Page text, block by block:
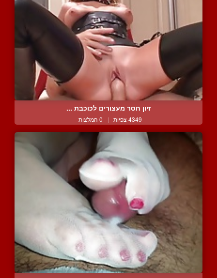
זיון חסר מעצורים לכוכבת ...
4349 צפיות | 0 המלצות